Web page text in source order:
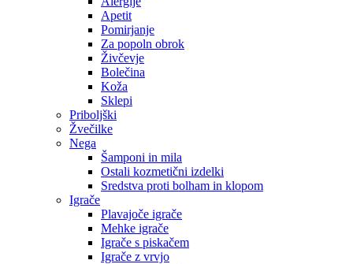
Apetit
Pomirjanje
Za popoln obrok
Živčevje
Bolečina
Koža
Sklepi
Priboljški
Žvečilke
Nega
Šamponi in mila
Ostali kozmetični izdelki
Sredstva proti bolham in klopom
Igrače
Plavajoče igrače
Mehke igrače
Igrače s piskačem
Igrače z vrvjo